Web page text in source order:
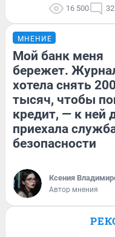
16 500 32
МНЕНИЕ
Мой банк меня
бережет.
хотела снять 200
тысяч, чтобы
кредит, — к ней
приехала
безопасности
Ксения
Автор мнения